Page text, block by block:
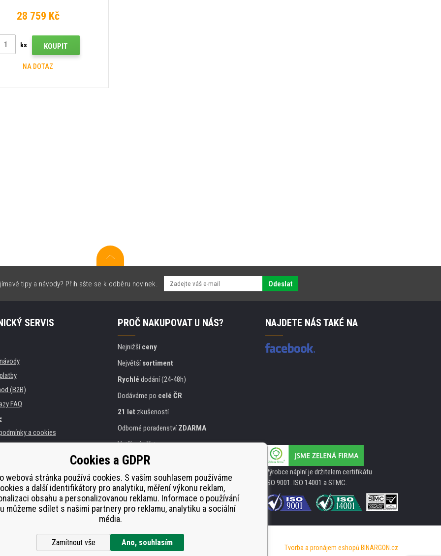
28 759 Kč
ks KOUPIT
NA DOTAZ
tipy a návody? Přihlašte se k odběru novinek. Odeslat
SERVIS
(B2B)
FAQ
a cookies
od smlouvy
PROČ NAKUPOVAT U NÁS?
Nejnižšíceny
Největšísortiment
Rychlé dodání (24-48h)
Dodáváme po celé ČR
21 let zkušeností
Odborné poradenstvíZDARMA
Vstřícný přístup
Zlatýcertifikát
Bezpečnéon-line platby
NAJDETE NÁS TAKÉ NA
Výrobce náplní je držitelem certifikátu
ISO 9001. ISO 14001 a STMC.
Tvorba a pronájem eshopů BINARGON.cz
Cookies a GDPR
webová stránka používá cookies. S vaším souhlasem používáme
a další identifikátory pro analytiku, měření výkonu reklam,
obsahu a personalizovanou reklamu. Informace o používání
můžeme sdílet s našimi partnery pro reklamu, analytiku a sociální
média.
Zamítnout vše
Ano, souhlasím